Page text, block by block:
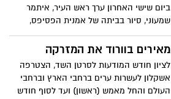
ביום שישי האחרון ערך ראש העיר, איתמר
שמעוני, סיור בביתה של אמנית הפסיפס,
אילנה שפיר ז"ל. הבית, שנמצא בשכונת
אפרידר באשקלון, היווה בחייה ומהווה גם
מחוץ לעיר שמגיעים להתרשם מעבודות
הפסיפס הייחודיות שיצרה.
מאירים בוורוד את המזרקה
לציון חודש המודעות לסרטן השד, הצטרפה
אשקלון לעשרות ערים ברחבי הארץ וברחבי
העולם והחל מאמש (ראשון) ועד לסוף חודש